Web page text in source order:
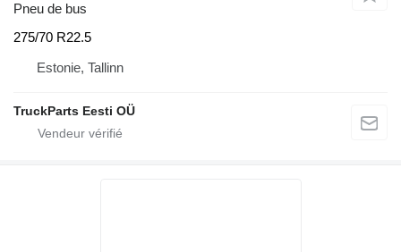
Pneu de bus
275/70 R22.5
Estonie, Tallinn
TruckParts Eesti OÜ